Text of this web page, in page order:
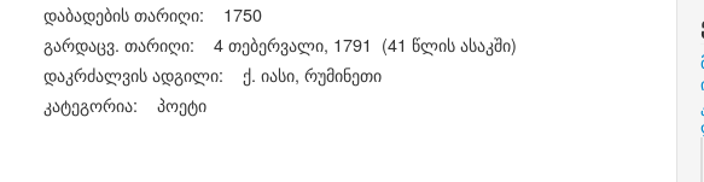
დაბადების თარიღი: 1750
გარდაცვ. თარიღი: 4 თებერვალი, 1791 (41 წლის ასაკში)
დაკრძალვის ადგილი: ქ. იასი, რუმინეთი
კატეგორია: პოეტი